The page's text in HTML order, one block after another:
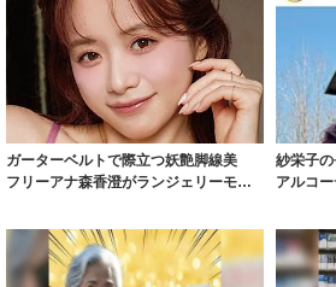
ガーターベルトで際立つ妖艶脚線美
フリーアナ森香澄がランジェリーモデ
紗栄子
アルコ